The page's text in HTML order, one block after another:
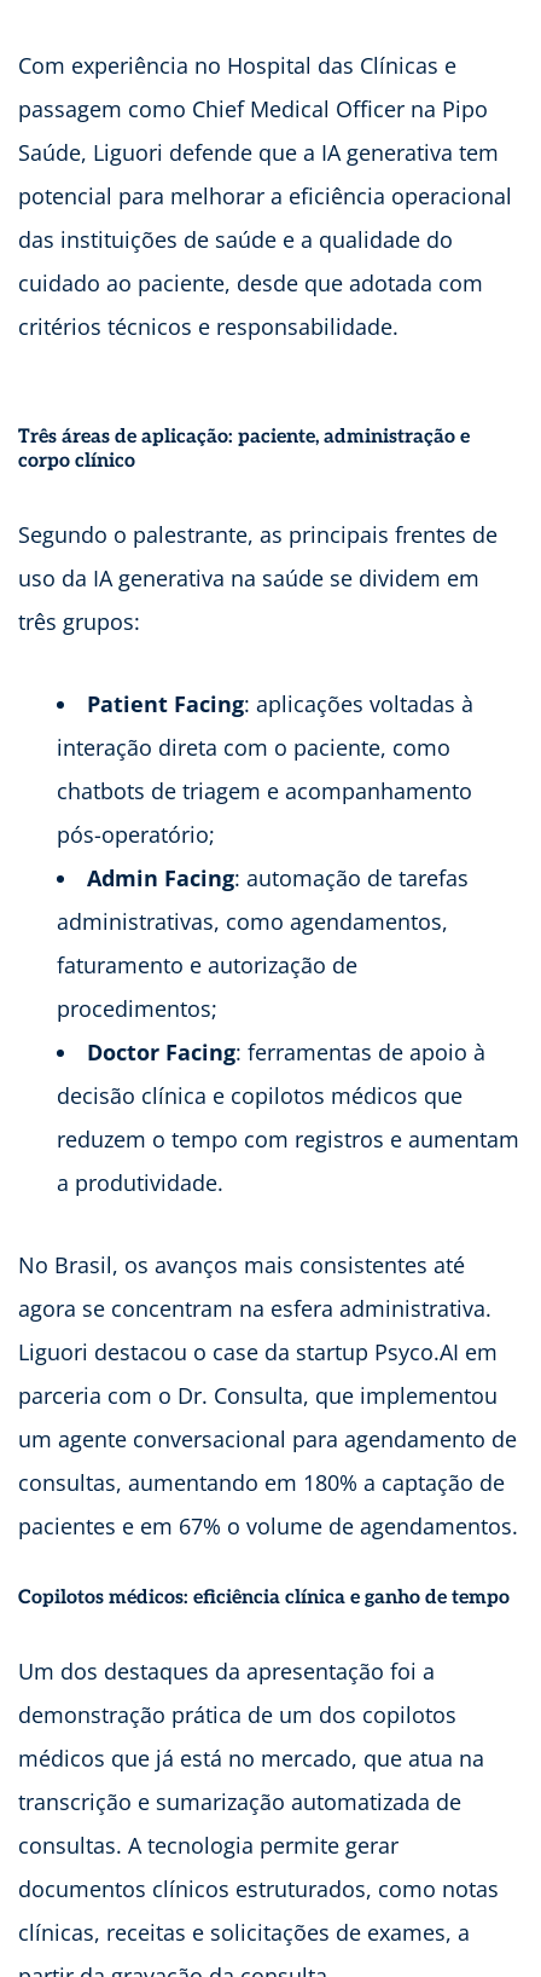
Com experiência no Hospital das Clínicas e
passagem como Chief Medical Officer na Pipo
Saúde, Liguori defende que a IA generativa tem
potencial para melhorar a eficiência operacional
das instituições de saúde e a qualidade do
cuidado ao paciente, desde que adotada com
critérios técnicos e responsabilidade.
Três áreas de aplicação: paciente, administração e
corpo clínico
Segundo o palestrante, as principais frentes de
uso da IA generativa na saúde se dividem em
três grupos:
Patient Facing: aplicações voltadas à
interação direta com o paciente, como
chatbots de triagem e acompanhamento
pós-operatório;
Admin Facing: automação de tarefas
administrativas, como agendamentos,
faturamento e autorização de
procedimentos;
Doctor Facing: ferramentas de apoio à
decisão clínica e copilotos médicos que
reduzem o tempo com registros e aumentam
a produtividade.
No Brasil, os avanços mais consistentes até
agora se concentram na esfera administrativa.
Liguori destacou o case da startup Psyco.AI em
parceria com o Dr. Consulta, que implementou
um agente conversacional para agendamento de
consultas, aumentando em 180% a captação de
pacientes e em 67% o volume de agendamentos.
Copilotos médicos: eficiência clínica e ganho de tempo
Um dos destaques da apresentação foi a
demonstração prática de um dos copilotos
médicos que já está no mercado, que atua na
transcrição e sumarização automatizada de
consultas. A tecnologia permite gerar
documentos clínicos estruturados, como notas
clínicas, receitas e solicitações de exames, a